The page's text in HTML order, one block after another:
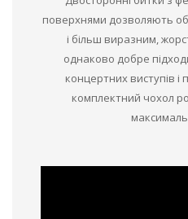
поверхнями дозволяють
і більш виразним,
однаково добре
концертних виступів і
комплектний чохол